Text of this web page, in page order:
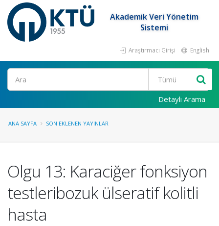
Akademik Veri Yönetim
Sistemi
Araştırmacı Girişi English
Ara
Detaylı Arama
ANA SAYFA SON EKLENEN YAYINLAR
Olgu 13: Karaciğer fonksiyon
testleribozuk ülseratif kolitli
hasta